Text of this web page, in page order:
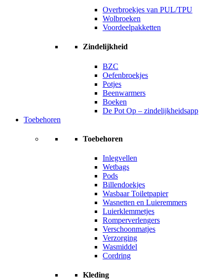
Overbroekjes van PUL/TPU
Wolbroeken
Voordeelpakketten
Zindelijkheid
BZC
Oefenbroekjes
Potjes
Beenwarmers
Boeken
De Pot Op – zindelijkheidsapp
Toebehoren
Toebehoren
Inlegvellen
Wetbags
Pods
Billendoekjes
Wasbaar Toiletpapier
Wasnetten en Luieremmers
Luierklemmetjes
Romperverlengers
Verschoonmatjes
Verzorging
Wasmiddel
Cordring
Kleding